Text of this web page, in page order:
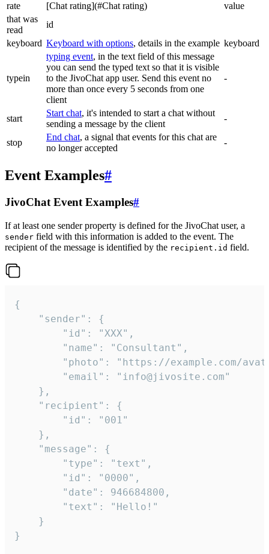
rate
[Chat rating](#Chat rating)
value
that was
read
id
keyboard Keyboard with options, details in the example keyboard
typein
typing event, in the text field of this message
you can send the typed text so that it is visible
to the JivoChat app user. Send this event no
more than once every 5 seconds from one
client
-
start
Start chat, it's intended to start a chat without
sending a message by the client
-
stop
End chat, a signal that events for this chat are
no longer accepted
-
Event Examples#
JivoChat Event Examples#
If at least one sender property is defined for the JivoChat user, a
sender field with this information is added to the event. The
recipient of the message is identified by the recipient.id field.
{
}